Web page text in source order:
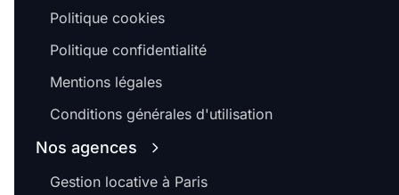
Politique cookies
Politique confidentialité
Mentions légales
Conditions générales d'utilisation
Nos agences
Gestion locative à Paris